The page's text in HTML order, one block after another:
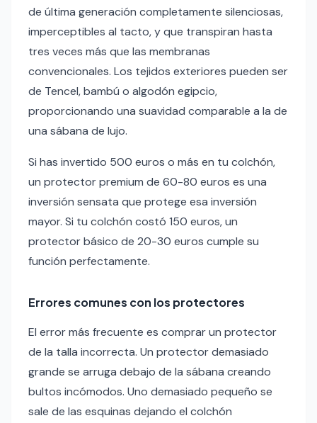
de última generación completamente silenciosas,
imperceptibles al tacto, y que transpiran hasta
tres veces más que las membranas
convencionales. Los tejidos exteriores pueden ser
de Tencel, bambú o algodón egipcio,
proporcionando una suavidad comparable a la de
una sábana de lujo.
Si has invertido 500 euros o más en tu colchón,
un protector premium de 60-80 euros es una
inversión sensata que protege esa inversión
mayor. Si tu colchón costó 150 euros, un
protector básico de 20-30 euros cumple su
función perfectamente.
Errores comunes con los protectores
El error más frecuente es comprar un protector
de la talla incorrecta. Un protector demasiado
grande se arruga debajo de la sábana creando
bultos incómodos. Uno demasiado pequeño se
sale de las esquinas dejando el colchón